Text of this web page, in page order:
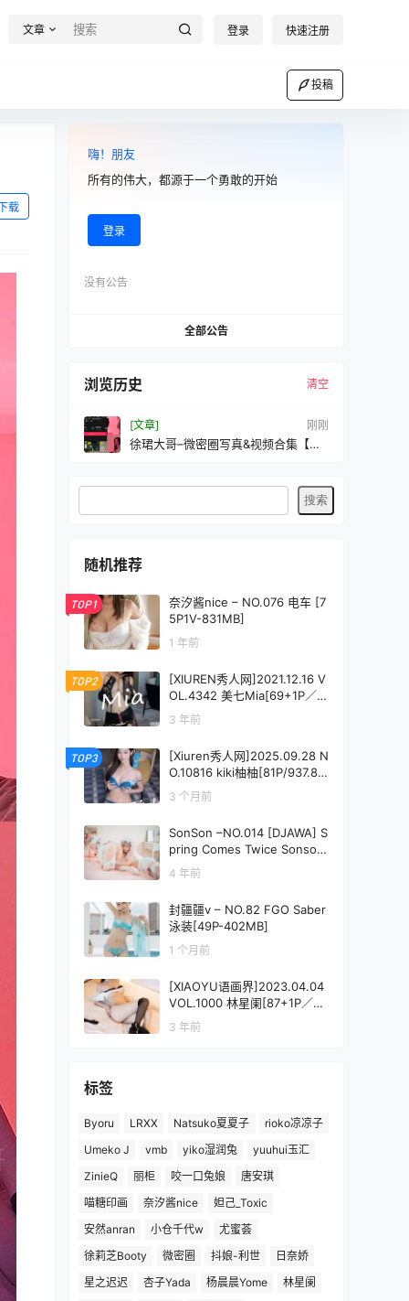
文章 登录 快速注册
投稿
载
嗨！朋友
所有的伟大，都源于一个勇敢的开始
登录
没有公告
全部公告
浏览历史 清空
[文章] 刚刚
徐珺大哥–微密圈写真&视频合集【持
随机推荐
TOP1
奈汐酱nice – NO.076 电车 [7
5P1V-831MB]
1 年前
TOP2
[XIUREN秀人网]2021.12.16 V
OL.4342 美七Mia[69+1P／6
96MB]
3 年前
TOP3
[Xiuren秀人网]2025.09.28 N
O.10816 kiki柚柚[81P/937.88
MB]
3 个月前
SonSon –NO.014 [DJAWA] S
pring Comes Twice Sonson
(손손) & Mozzi (모찌)[61P/53
8MB]
4 年前
封疆疆v – NO.82 FGO Saber
泳装[49P-402MB]
1 个月前
[XIAOYU语画界]2023.04.04
VOL.1000 林星阑[87+1P／61
4MB]
3 年前
标签
Byoru LRXX Natsuko夏夏子
rioko凉凉子
Umeko J
vmb yiko湿润兔
yuuhui玉汇
ZinieQ
丽柜 咬一口兔娘
唐安琪
喵糖印画
奈汐酱nice
妲己_Toxic
安然anran
小仓千代w
尤蜜荟
徐莉芝Booty
微密圈 抖娘-利世
日奈娇
星之迟迟
杏子Yada 杨晨晨Yome
林星阑